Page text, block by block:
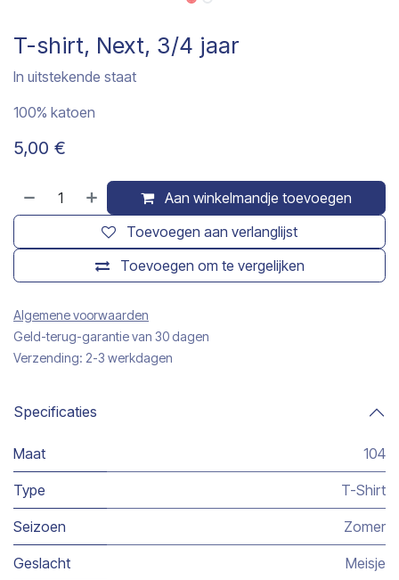
T-shirt, Next, 3/4 jaar
In uitstekende staat
100% katoen
5,00 €
Aan winkelmandje toevoegen
Toevoegen om te vergelijken
Toevoegen aan verlanglijst
Algemene voorwaarden
Geld-terug-garantie van 30 dagen
Verzending: 2-3 werkdagen
Specificaties
Maat 104
Type T-Shirt
Seizoen Zomer
Geslacht Meisje